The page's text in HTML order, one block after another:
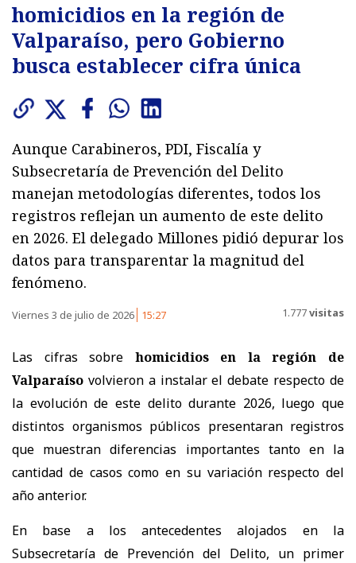
homicidios en la región de
Valparaíso, pero Gobierno
busca establecer cifra única
Aunque Carabineros, PDI, Fiscalía y
Subsecretaría de Prevención del Delito
manejan metodologías diferentes, todos los
registros reflejan un aumento de este delito
en 2026. El delegado Millones pidió depurar los
datos para transparentar la magnitud del
fenómeno.
Viernes 3 de julio de 2026 15:27 1.777visitas
Las cifras sobre homicidios en la región de
Valparaíso volvieron a instalar el debate respecto de
la evolución de este delito durante 2026, luego que
distintos organismos públicos presentaran registros
que muestran diferencias importantes tanto en la
cantidad de casos como en su variación respecto del
año anterior.
En base a los antecedentes alojados en la
Subsecretaría de Prevención del Delito, un primer